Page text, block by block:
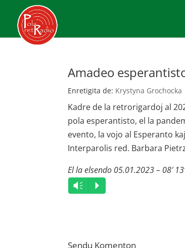
Amadeo
Enretigita de: Krystyna Grochocka
Kadre de la retrorigardoj al
pola esperantisto, el la
evento, la vojo al Esperanto
Interparolis red. Barbara
El la elsendo 05.01.2023 – 08′
Audio
Player
Vm P
Sendu Komenton